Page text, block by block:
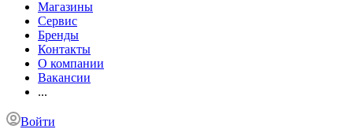
Магазины
Сервис
Бренды
Контакты
О компании
Вакансии
...
Войти